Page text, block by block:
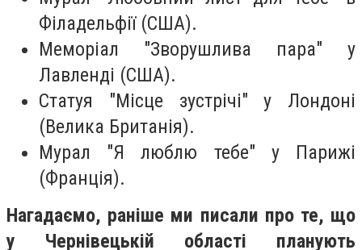
Філадельфії (США).
Меморіал "Зворушлива пара" у
Лавленді (США).
Статуя "Місце зустрічі" у Лондоні
(Велика Британія).
Мурал "Я люблю тебе" у Парижі
(Франція).
Нагадаємо, раніше ми писали про те, що
у Чернівецькій області планують